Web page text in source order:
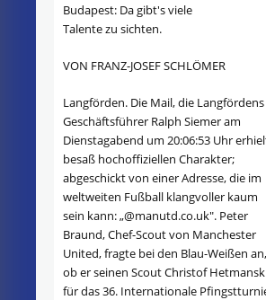
Budapest: Da gibt's viele
Talente zu sichten.
VON FRANZ-JOSEF SCHLÖMER
Langförden. Die Mail, die Langfördens
Geschäftsführer Ralph Siemer am
Dienstagabend um 20:06:53 Uhr
besaß hochoffiziellen Charakter;
abgeschickt von einer Adresse, die im
weltweiten Fußball klangvoller kaum
sein kann: „@manutd.co.uk". Peter
Braund, Chef-Scout von Manchester
United, fragte bei den Blau-Weißen an,
ob er seinen Scout Christof
für das 36. Internationale